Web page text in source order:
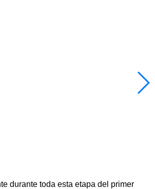
durante toda esta etapa del primer